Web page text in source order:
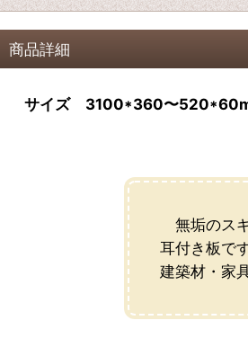
商品詳細
サイズ 3100*360〜
無垢のス
耳付き板です
建築材・家